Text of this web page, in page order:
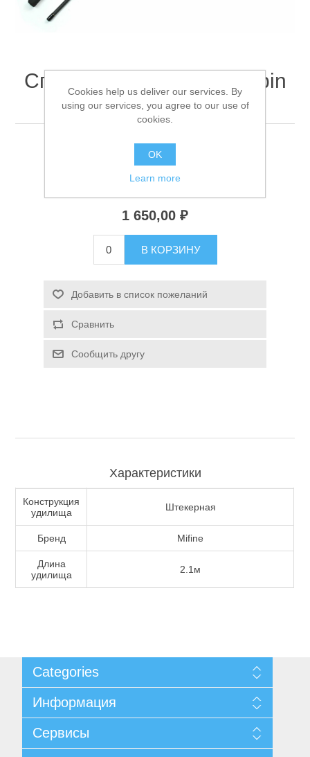
Спасательные средства
Туризм и Активный отдых
Спиннинг Mifine Pirate Spin
2.1м 50-100г
Спиннинг Mifine Pirate Spin 2.1м 50-100г
Доступно: > 5
1 650,00 ₽
В КОРЗИНУ
Добавить в список пожеланий
Сравнить
Сообщить другу
Характеристики
Конструкция
удилища
Штекерная
Бренд Mifine
Длина
удилища
2.1м
Categories
Информация
Доставка и возврат
Уведомление о конфиденциальности
Сервисы
Cookies help us deliver our services. By
using our services, you agree to our use of
cookies.
OK
Learn more